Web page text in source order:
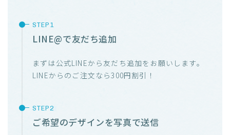
LINE@で友だち追加
まずは公式LINEから友だち追加をお願いします。
LINEからのご注文なら300円割引！
ご希望のデザインを写真で送信